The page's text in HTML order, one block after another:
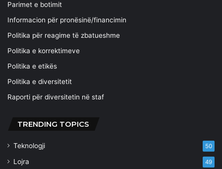
Parimet e botimit
Informacion për pronësinë/financimin
Politika për reagime të zbatueshme
Politika e korrektimeve
Politika e etikës
Politika e diversitetit
Raporti për diversitetin në staf
TRENDING TOPICS
Teknologji 50
Lojra 49